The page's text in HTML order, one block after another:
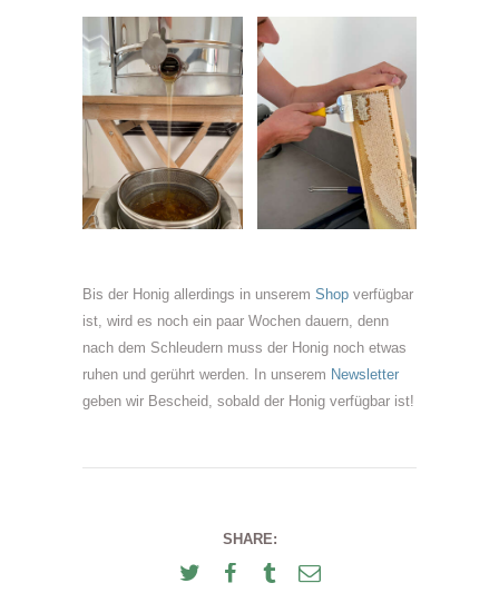
Bis der Honig allerdings in unserem Shop verfügbar
ist, wird es noch ein paar Wochen dauern, denn
nach dem Schleudern muss der Honig noch etwas
ruhen und gerührt werden. In unserem Newsletter
geben wir Bescheid, sobald der Honig verfügbar ist!
SHARE: